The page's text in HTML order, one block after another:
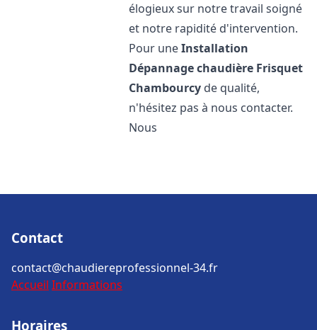
élogieux sur notre travail soigné
et notre rapidité d'intervention.
Pour uneInstallation
Dépannage chaudière Frisquet
Chambourcy de qualité,
n'hésitez pas à nous contacter.
Nous
Contact
contact@chaudiereprofessionnel-34.fr
Accueil Informations
Horaires